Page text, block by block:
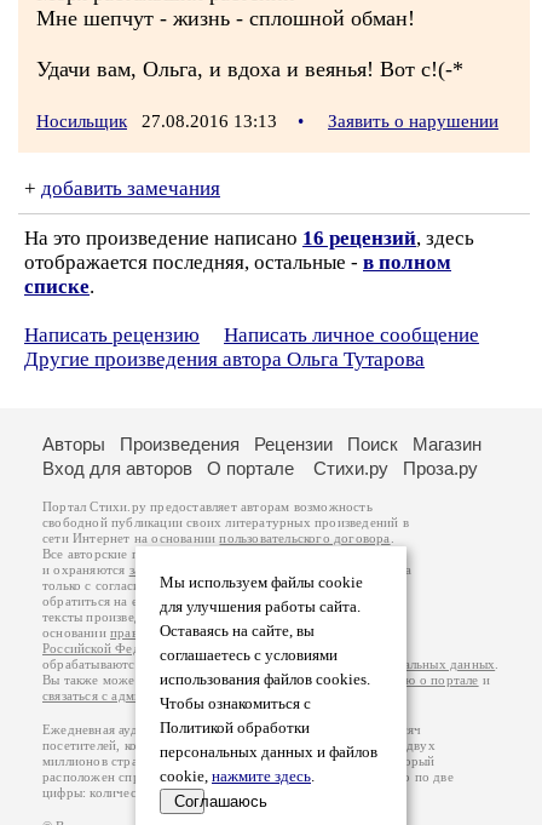
Мне шепчут - жизнь - сплошной обман!
Удачи вам, Ольга, и вдоха и веянья! Вот с!(-*
Носильщик 27.08.2016 13:13 • Заявить о нарушении
+ добавить замечания
На это произведение написано 16 рецензий, здесь
отображается последняя, остальные - в полном
списке.
Написать рецензию
Написать личное сообщение
Другие произведения автора Ольга Тутарова
Мы используем файлы cookie
для улучшения работы сайта.
Оставаясь на сайте, вы
соглашаетесь с условиями
использования файлов cookies.
Чтобы ознакомиться с
Политикой обработки
персональных данных и файлов
cookie, нажмите здесь.
Соглашаюсь
Авторы Произведения Рецензии Поиск
Магазин
Вход для авторов
О портале Стихи.ру Проза.ру
Портал Стихи.ру предоставляет авторам возможность
свободной публикации своих литературных произведений в
сети Интернет на основаниипользовательского договора
Все авторские права на произведения принадлежат авторам
и охраняются законом
. Перепечатка произведений возможна
только с согласия его автора, к которому вы можете
обратиться на его авторской странице. Ответственность за
тексты произведений авторы несут самостоятельно на
основанииправил публикацииизаконодательства
Российской Федерации
обрабатываются на основанииПолитики обработки персональных данных
Вы также можете посмотреть более подробнуюинформацию о портале и
связаться с администрацией
Ежедневная аудитория портала Стихи.ру – порядка 200 тысяч
посетителей, которые в общей сумме просматривают более двух
миллионов страниц по данным счетчика посещаемости, который
расположен справа от этого текста. В каждой графе указано по две
цифры: количество просмотров и количество посетителей.